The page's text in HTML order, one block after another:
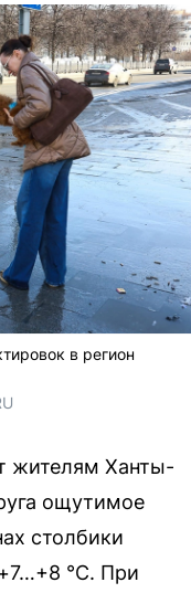
в регион
жителям Ханты-
ощутимое
столбики
°С. При